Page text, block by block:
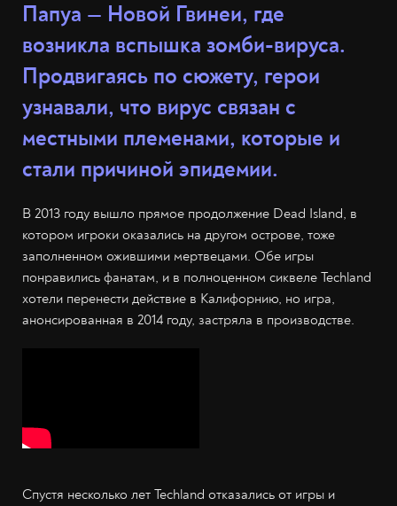
Папуа — Новой Гвинеи, где
возникла вспышка зомби-вируса.
Продвигаясь по сюжету, герои
узнавали, что вирус связан с
местными племенами, которые и
стали причиной эпидемии.
В 2013 году вышло прямое продолжение Dead Island, в
котором игроки оказались на другом острове, тоже
заполненном ожившими мертвецами. Обе игры
понравились фанатам, и в полноценном сиквеле Techland
хотели перенести действие в Калифорнию, но игра,
анонсированная в 2014 году, застряла в производстве.
Спустя несколько лет Techland отказались от игры и